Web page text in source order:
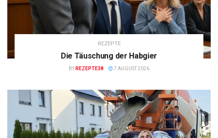
REZEPTE
Die Täuschung der Habgier
BY REZEPTE38 7 AUGUST 2026